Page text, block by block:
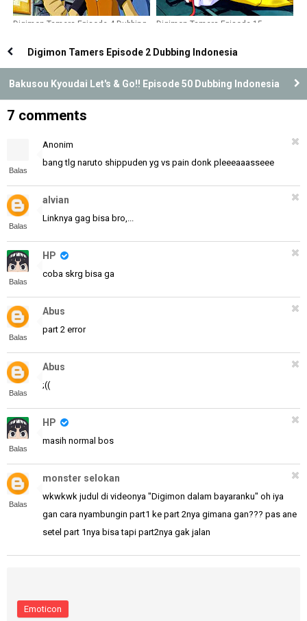
Digimon Tamers Episode 4 Dubbing
Digimon Tamers Episode 15
Digimon Tamers Episode 2 Dubbing Indonesia
Bakusou Kyoudai Let's & Go!! Episode 50 Dubbing Indonesia
7 comments
Balas
Anonim
bang tlg naruto shippuden yg vs pain donk pleeeaaasseee
Balas
alvian
Linknya gag bisa bro,...
Balas
HP
coba skrg bisa ga
Balas
Abus
part 2 error
Balas
Abus
;((
Balas
HP
masih normal bos
Balas
monster selokan
wkwkwk judul di videonya "Digimon dalam bayaranku" oh iya
gan cara nyambungin part1 ke part 2nya gimana gan??? pas ane
setel part 1nya bisa tapi part2nya gak jalan
Emoticon